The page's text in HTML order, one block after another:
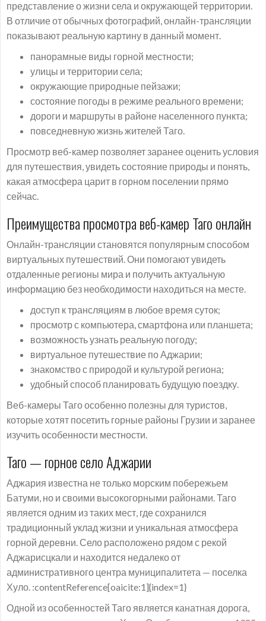
представление о жизни села и окружающей территории.
В отличие от обычных фотографий, онлайн-трансляции
показывают реальную картину в данный момент.
панорамные виды горной местности;
улицы и территории села;
окружающие природные пейзажи;
состояние погоды в режиме реального времени;
дороги и маршруты в районе населенного пункта;
повседневную жизнь жителей Таго.
Просмотр веб-камер позволяет заранее оценить условия
для путешествия, увидеть состояние природы и понять,
какая атмосфера царит в горном поселении прямо
сейчас.
Преимущества просмотра веб-камер Таго онлайн
Онлайн-трансляции становятся популярным способом
виртуальных путешествий. Они помогают увидеть
отдаленные регионы мира и получить актуальную
информацию без необходимости находиться на месте.
доступ к трансляциям в любое время суток;
просмотр с компьютера, смартфона или планшета;
возможность узнать реальную погоду;
виртуальное путешествие по Аджарии;
знакомство с природой и культурой региона;
удобный способ планировать будущую поездку.
Веб-камеры Таго особенно полезны для туристов,
которые хотят посетить горные районы Грузии и заранее
изучить особенности местности.
Таго — горное село Аджарии
Аджария известна не только морским побережьем
Батуми, но и своими высокогорными районами. Таго
является одним из таких мест, где сохранился
традиционный уклад жизни и уникальная атмосфера
горной деревни. Село расположено рядом с рекой
Аджарисцкали и находится недалеко от
административного центра муниципалитета — поселка
Хуло. :contentReference[oaicite:1]{index=1}
Одной из особенностей Таго является канатная дорога,